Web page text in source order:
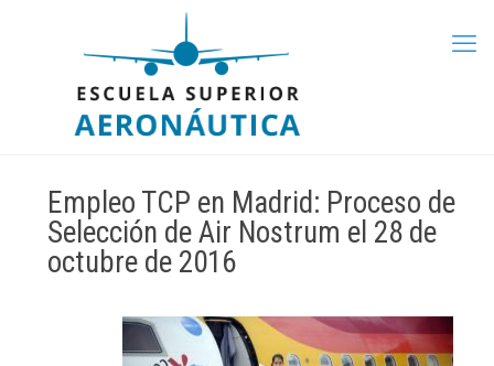
Empleo TCP en Madrid: Proceso de
Selección de Air Nostrum el 28 de
octubre de 2016